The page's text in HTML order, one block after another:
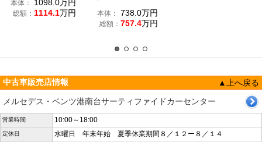
本体： 1098.0万円
総額： 1114.1万円 本体： 738.0万円
総額： 757.4万円
中古車販売店情報
▲上へ戻る
メルセデス・ベンツ港南台サーティファイドカーセンター
営業時間 10:00～18:00
定休日 水曜日 年末年始 夏季休業期間８／１２ー８／１４